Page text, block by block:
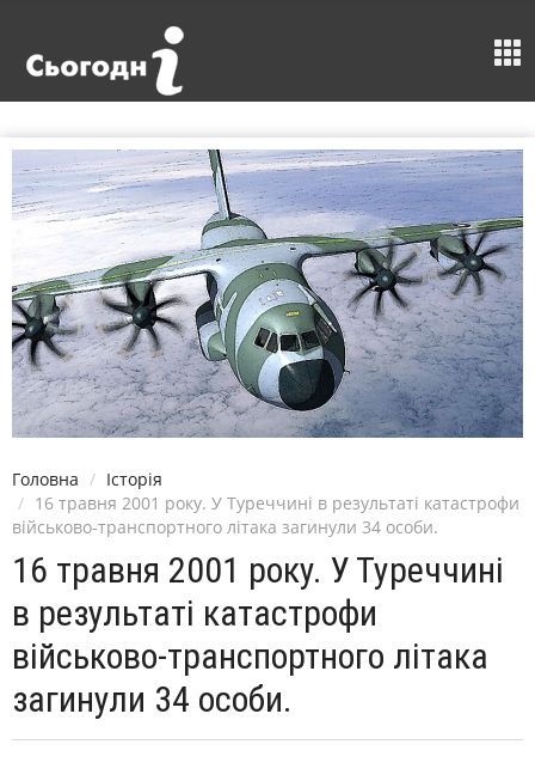
Головна
Історія
16 травня 2001 року. У Туреччині в результаті катастрофи
військово-транспортного літака загинули 34 особи.
16 травня 2001 року. У Туреччині
в результаті катастрофи
військово-транспортного літака
загинули 34 особи.